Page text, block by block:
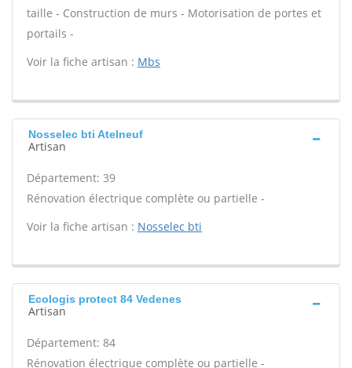
taille - Construction de murs - Motorisation de portes et
portails -
Voir la fiche artisan : Mbs
Nosselec bti Atelneuf
Artisan
Département: 39
Rénovation électrique complète ou partielle -
Voir la fiche artisan : Nosselec bti
Ecologis protect 84 Vedenes
Artisan
Département: 84
Rénovation électrique complète ou partielle -